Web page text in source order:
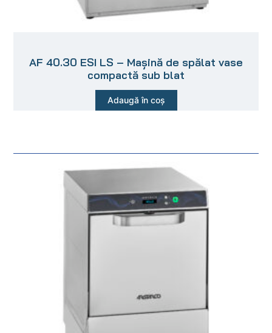
AF 40.30 ESI LS – Mașină de spălat vase
compactă sub blat
Adaugă în coș